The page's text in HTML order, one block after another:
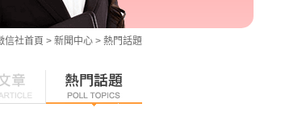
信社首頁 > 新聞中心 > 熱門話題